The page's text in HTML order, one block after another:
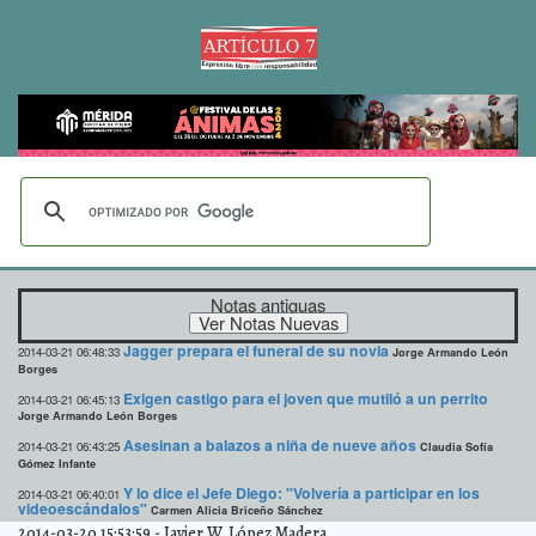
Notas antiguas
2014-03-21 06:48:33 Jagger prepara el funeral de su novia Jorge Armando León
Borges
2014-03-21 06:45:13 Exigen castigo para el joven que mutiló a un perrito
Jorge Armando León Borges
2014-03-21 06:43:25 Asesinan a balazos a niña de nueve años Claudia Sofía
Gómez Infante
2014-03-21 06:40:01 Y lo dice el Jefe Diego: "Volvería a participar en los
videoescándalos" Carmen Alicia Briceño Sánchez